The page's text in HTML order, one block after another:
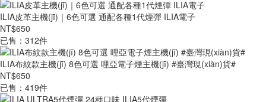
ILIA皮革主機(jī)｜6色可選 通配各種1代煙彈 ILIA電子
NT$650
已售：312件
ILIA布紋款主機(jī) 8色可選 哩亞電子煙主機(jī) #臺灣現(xiàn)貨#
NT$650
已售：419件